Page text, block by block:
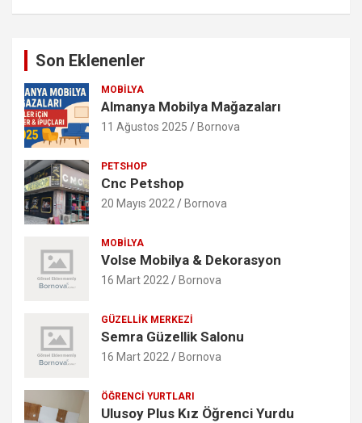
Son Eklenenler
MOBILYA
Almanya Mobilya Mağazaları
11 Ağustos 2025 Bornova
PETSHOP
Cnc Petshop
20 Mayıs 2022 Bornova
MOBILYA
Volse Mobilya & Dekorasyon
16 Mart 2022 Bornova
GÜZELLIK MERKEZI
Semra Güzellik Salonu
16 Mart 2022 Bornova
ÖĞRENCI YURTLARI
Ulusoy Plus Kız Öğrenci Yurdu